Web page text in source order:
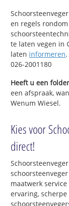
en regels
te laten vegen in
laten informeren
026-2001180
Heeft u een
een afspraak,
Wenum Wiesel.
Kies voor
direct!
maatwerk
ervaring,